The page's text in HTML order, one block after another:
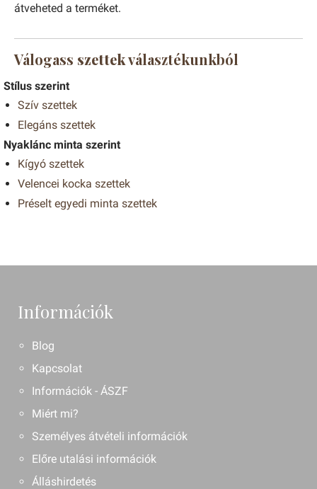
átveheted a terméket.
Válogass szettekválasztékunkból
Stílus szerint
Szív szettek
Elegáns szettek
Nyaklánc minta szerint
Kígyó szettek
Velencei kocka szettek
Préselt egyedi minta szettek
Információk
Blog
Kapcsolat
Információk - ÁSZF
Miért mi?
Személyes átvételi információk
Előre utalási információk
Álláshirdetés